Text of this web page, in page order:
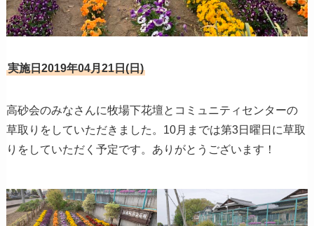
実施日2019年04月21日(日)
高砂会のみなさんに牧場下花壇とコミュニティセンターの
草取りをしていただきました。10月までは第3日曜日に草取
りをしていただく予定です。ありがとうございます！